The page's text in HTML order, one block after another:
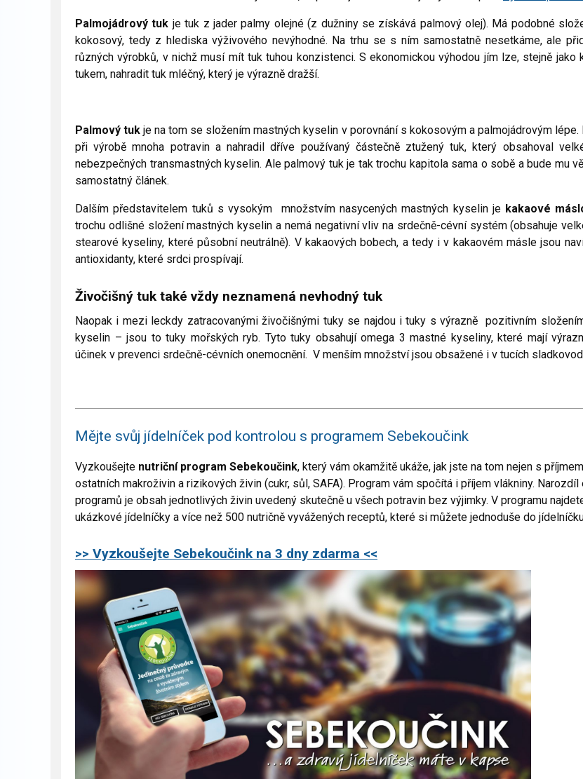
Palmojádrový tuk je tuk z jader palmy olejné (z dužniny se získává palmový olej). Má podobné
kokosový, tedy z hlediska výživového nevýhodné. Na trhu se s ním samostatně nesetkáme, ale
různých výrobků, v nichž musí mít tuk tuhou konzistenci. S ekonomickou výhodou jím lze, stejně jako
tukem, nahradit tuk mléčný, který je výrazně dražší.
Palmový tuk je na tom se složením mastných kyselin v porovnání s kokosovým a palmojádrovým lépe.
při výrobě mnoha potravin a nahradil dříve používaný částečně ztužený tuk, který obsahoval
nebezpečných transmastných kyselin. Ale palmový tuk je tak trochu kapitola sama o sobě a bude mu
samostatný článek.
Dalším představitelem tuků s vysokým množstvím nasycených mastných kyselin je kakaové
trochu odlišné složení mastných kyselin a nemá negativní vliv na srdečně-cévní systém (obsahuje
stearové kyseliny, které působní neutrálně). V kakaových bobech, a tedy i v kakaovém másle jsou
antioxidanty, které srdci prospívají.
Živočišný tuk také vždy neznamená nevhodný tuk
Naopak i mezi leckdy zatracovanými živočišnými tuky se najdou i tuky s výrazně pozitivním
kyselin – jsou to tuky mořských ryb. Tyto tuky obsahují omega 3 mastné kyseliny, které mají
účinek v prevenci srdečně-cévních onemocnění. V menším množství jsou obsažené i v tucích
Mějte svůj jídelníček pod kontrolou s programem Sebekoučink
Vyzkoušejte nutriční program Sebekoučink, který vám okamžitě ukáže, jak jste na tom nejen s
ostatních makroživin a rizikových živin (cukr, sůl, SAFA). Program vám spočítá i příjem vlákniny. Narozdíl
programů je obsah jednotlivých živin uvedený skutečně u všech potravin bez výjimky. V programu
ukázkové jídelníčky a více než 500 nutričně vyvážených receptů, které si můžete jednoduše do
>> Vyzkoušejte Sebekoučink na 3 dny zdarma <<